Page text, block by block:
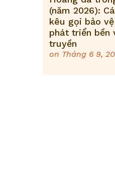
on Tháng 6 9,
(năm 2026):
kêu gọi bảo
phát triển bền
truyền